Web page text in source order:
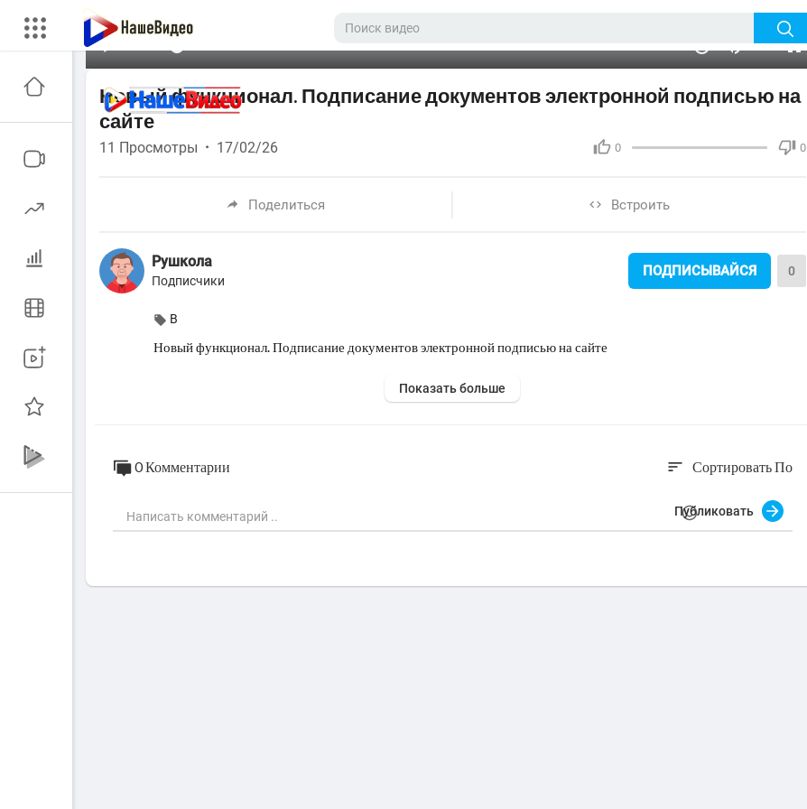
2K
Новый функционал. Подписание документов электронной подписью на
сайте
0 0
11 Просмотры · 17/02/26
Поделиться Встроить
Рушкола
Подписчики
ПОДПИСЫВАЙСЯ 0
В
⁣⁣Новый функционал. Подписание документов электронной подписью на сайте
Показать больше
0 Комментарии sort Сортировать По
Публиковать